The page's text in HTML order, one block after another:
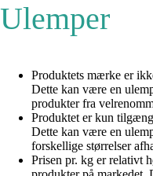
Ulemper
Produktets mærke er
Dette kan være en
produkter fra
Produktet er kun
Dette kan være en
forskellige størrelser
Prisen pr. kg er relativt